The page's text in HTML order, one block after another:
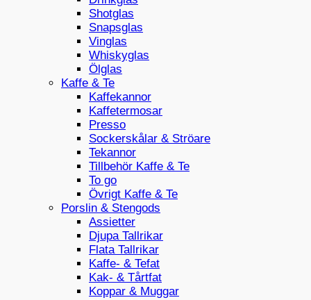
Shotglas
Snapsglas
Vinglas
Whiskyglas
Ölglas
Kaffe & Te
Kaffekannor
Kaffetermosar
Presso
Sockerskålar & Ströare
Tekannor
Tillbehör Kaffe & Te
To go
Övrigt Kaffe & Te
Porslin & Stengods
Assietter
Djupa Tallrikar
Flata Tallrikar
Kaffe- & Tefat
Kak- & Tårtfat
Koppar & Muggar